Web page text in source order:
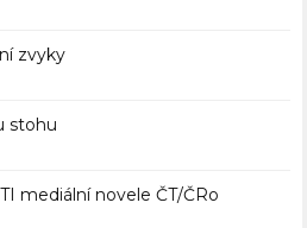
zvyky
stohu
mediální novele ČT/ČRo